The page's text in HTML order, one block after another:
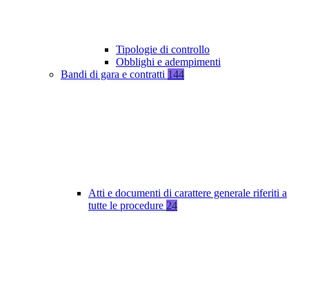
Tipologie di controllo
Obblighi e adempimenti
Bandi di gara e contratti 144
Atti e documenti di carattere generale riferiti a
tutte le procedure 24